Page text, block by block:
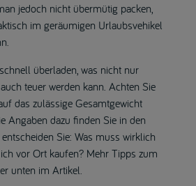
jedoch nicht übermütig packen,
im geräumigen Urlaubsvehikel
überladen, was nicht nur
teuer werden kann. Achten Sie
das zulässige Gesamtgewicht
Angaben dazu finden Sie in den
Sie: Was muss wirklich
vor Ort kaufen? Mehr Tipps zum
unten im Artikel.